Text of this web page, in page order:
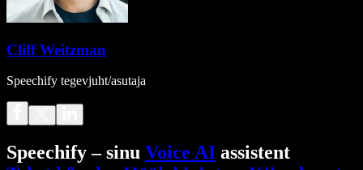
Cliff Weitzman
Speechify tegevjuht/asutaja
Speechify – sinu Voice AI assistent